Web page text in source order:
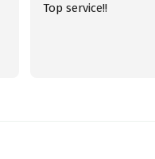
Top service!!